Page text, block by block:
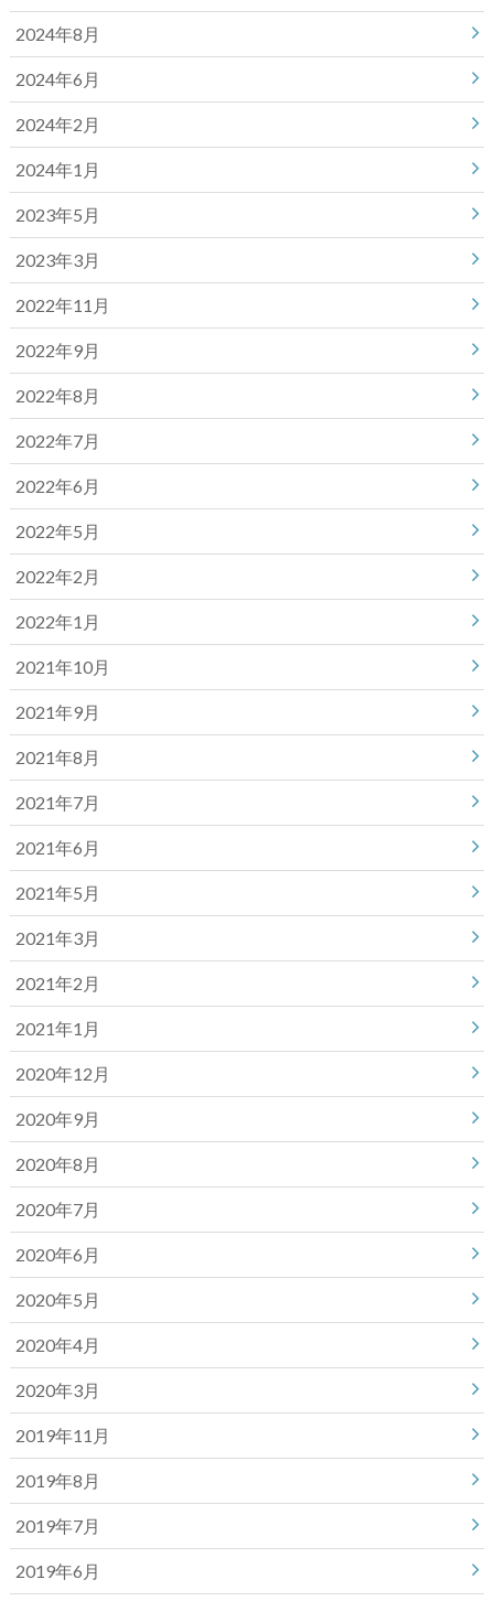
2024年8月
2024年6月
2024年2月
2024年1月
2023年5月
2023年3月
2022年11月
2022年9月
2022年8月
2022年7月
2022年6月
2022年5月
2022年2月
2022年1月
2021年10月
2021年9月
2021年8月
2021年7月
2021年6月
2021年5月
2021年3月
2021年2月
2021年1月
2020年12月
2020年9月
2020年8月
2020年7月
2020年6月
2020年5月
2020年4月
2020年3月
2019年11月
2019年8月
2019年7月
2019年6月